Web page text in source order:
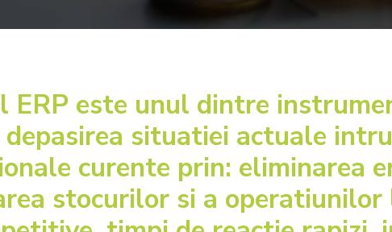
Work from Home
ERP este unul dintre
situatiei actuale
curente prin: eliminarea
stocurilor si a